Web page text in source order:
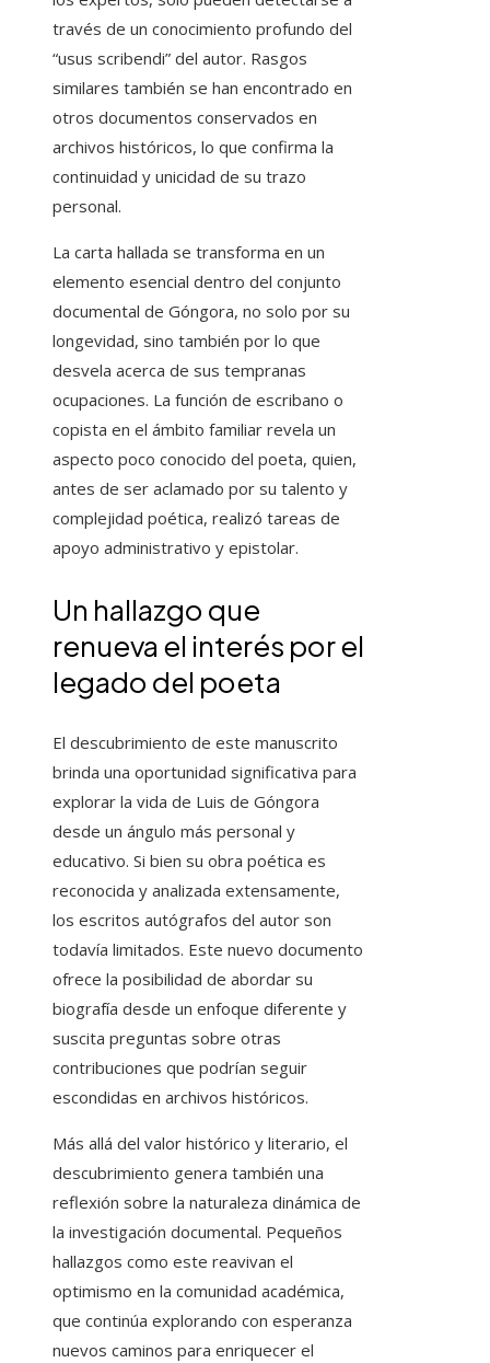
través de un conocimiento profundo del
“usus scribendi” del autor. Rasgos
similares también se han encontrado en
otros documentos conservados en
archivos históricos, lo que confirma la
continuidad y unicidad de su trazo
personal.
La carta hallada se transforma en un
elemento esencial dentro del conjunto
documental de Góngora, no solo por su
longevidad, sino también por lo que
desvela acerca de sus tempranas
ocupaciones. La función de escribano o
copista en el ámbito familiar revela un
aspecto poco conocido del poeta, quien,
antes de ser aclamado por su talento y
complejidad poética, realizó tareas de
apoyo administrativo y epistolar.
Un hallazgo que
renueva el interés por el
legado del poeta
El descubrimiento de este manuscrito
brinda una oportunidad significativa para
explorar la vida de Luis de Góngora
desde un ángulo más personal y
educativo. Si bien su obra poética es
reconocida y analizada extensamente,
los escritos autógrafos del autor son
todavía limitados. Este nuevo documento
ofrece la posibilidad de abordar su
biografía desde un enfoque diferente y
suscita preguntas sobre otras
contribuciones que podrían seguir
escondidas en archivos históricos.
Más allá del valor histórico y literario, el
descubrimiento genera también una
reflexión sobre la naturaleza dinámica de
la investigación documental. Pequeños
hallazgos como este reavivan el
optimismo en la comunidad académica,
que continúa explorando con esperanza
nuevos caminos para enriquecer el